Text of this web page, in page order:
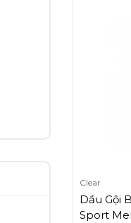
Clear
Dầu Gội
Sport